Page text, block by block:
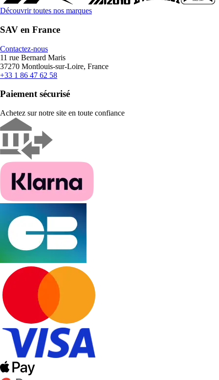
Découvrir toutes nos marques
SAV en France
Contactez-nous
11 rue Bernard Maris
37270 Montlouis-sur-Loire, France
+33 1 86 47 62 58
Paiement sécurisé
Achetez sur notre site en toute confiance